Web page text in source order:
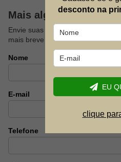
Mais alguma dúvida?
Envie suas dúvidas sobre este
mais breve possível.
Nome
E-mail
Telefone
desconto na
EU
clique